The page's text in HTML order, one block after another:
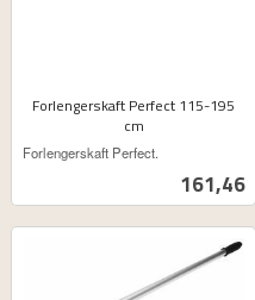
Forlengerskaft Perfect 115-195
cm
Pris
161,46
ekskl.
Forlengerskaft Perfect.